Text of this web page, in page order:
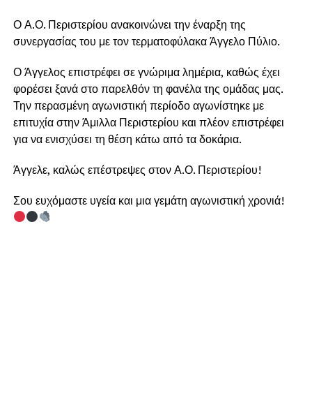
Ο Α.Ο. Περιστερίου ανακοινώνει την έναρξη της
συνεργασίας του με τον τερματοφύλακα Άγγελο Πύλιο.
Ο Άγγελος επιστρέφει σε γνώριμα λημέρια, καθώς έχει
φορέσει ξανά στο παρελθόν τη φανέλα της ομάδας μας.
Την περασμένη αγωνιστική περίοδο αγωνίστηκε με
επιτυχία στην Άμιλλα Περιστερίου και πλέον επιστρέφει
για να ενισχύσει τη θέση κάτω από τα δοκάρια.
Άγγελε, καλώς επέστρεψες στον Α.Ο. Περιστερίου!
Σου ευχόμαστε υγεία και μια γεμάτη αγωνιστική χρονιά!